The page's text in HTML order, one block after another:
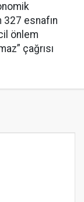
327 esnafın
önlem
çağrısı